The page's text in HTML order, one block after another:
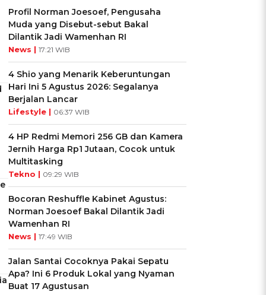
Profil Norman Joesoef, Pengusaha
Muda yang Disebut-sebut Bakal
Dilantik Jadi Wamenhan RI
News | 17:21 WIB
4 Shio yang Menarik Keberuntungan
Hari Ini 5 Agustus 2026: Segalanya
Berjalan Lancar
Lifestyle | 06:37 WIB
4 HP Redmi Memori 256 GB dan Kamera
Jernih Harga Rp1 Jutaan, Cocok untuk
Multitasking
Tekno | 09:29 WIB
Bocoran Reshuffle Kabinet Agustus:
Norman Joesoef Bakal Dilantik Jadi
Wamenhan RI
News | 17:49 WIB
Jalan Santai Cocoknya Pakai Sepatu
Apa? Ini 6 Produk Lokal yang Nyaman
Buat 17 Agustusan